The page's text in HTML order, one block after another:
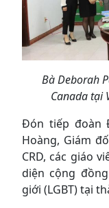
Bà Deborah
Canada tại
Đón tiếp đoàn
Hoàng, Giám
CRD, các giáo
diện cộng
giới (LGBT) tại